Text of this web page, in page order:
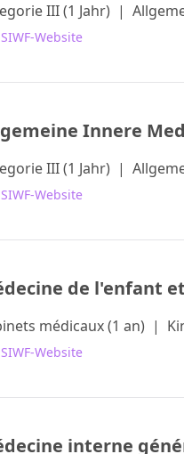
III (1 Jahr) |
Website
Innere
III (1 Jahr) |
Website
de l'enfant
médicaux (1 an) |
Website
interne